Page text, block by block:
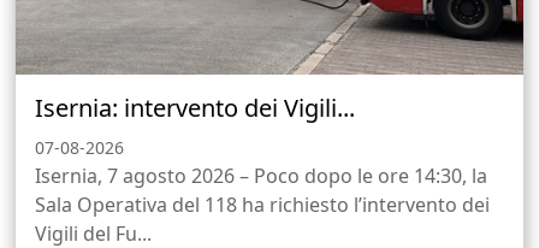
Isernia: intervento dei Vigili...
07-08-2026
Isernia, 7 agosto 2026 – Poco dopo le ore 14:30, la
Sala Operativa del 118 ha richiesto l’intervento dei
Vigili del Fu...